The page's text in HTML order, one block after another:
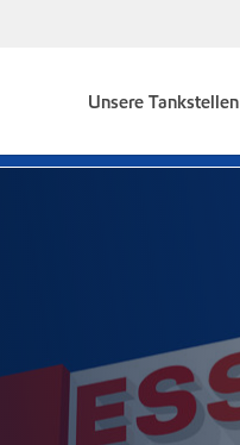
Unsere Tankstellen